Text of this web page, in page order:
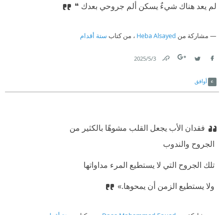
⁠‫لم يعد هناك شيءٌ يسكن ألم جروحي بعدك ❝
مشاركة من Heba Alsayed ، من كتاب ستة أقدام
3‏/5‏/2025
أوافق
فقدان الأب يجعل القلب مشوهًا بالكثير من
‫ الجروح والندوب
‫ تلك الجروح التي لا يستطيع المرء مداواتها
‫ ولا يستطيع الزمن أن يمحوها.»